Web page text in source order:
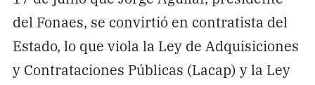
del Fonaes, se convirtió en contratista del
Estado, lo que viola la Ley de Adquisiciones
y Contrataciones Públicas (Lacap) y la Ley